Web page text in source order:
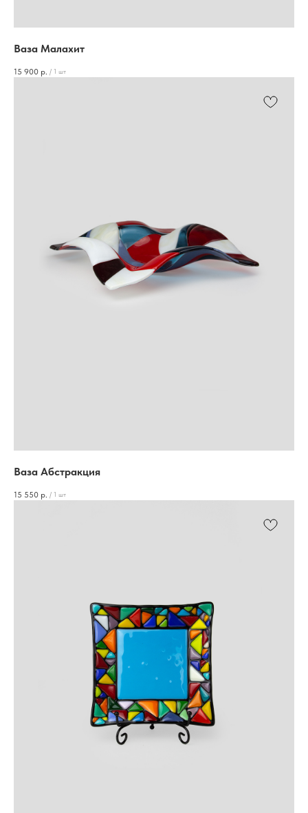
Ваза Малахит
15 900 р. / 1 шт
Ваза Абстракция
15 550 р. / 1 шт